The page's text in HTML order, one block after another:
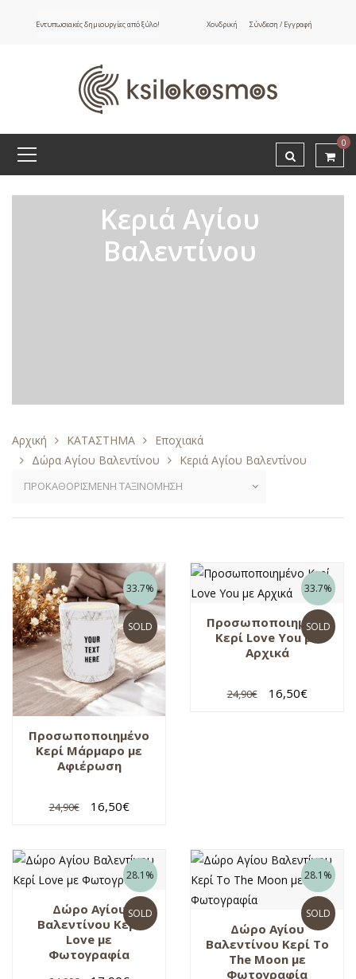
Εντυπωσιακές δημιουργίες από ξύλο! Χονδρική Σύνδεση / Εγγραφή
0
Κεριά Αγίου
Βαλεντίνου
Αρχική ΚΑΤΑΣΤΗΜΑ
Εποχιακά
Δώρα Αγίου Βαλεντίνου
Κεριά Αγίου Βαλεντίνου
33.7%
SOLD
Προσωποποιημένο
Κερί Μάρμαρο με
Αφιέρωση
24,90€ 16,50€
33.7%
SOLD
Προσωποποιημένο
Κερί Love You με
Αρχικά
24,90€ 16,50€
28.1%
SOLD
Δώρο Αγίου
Βαλεντίνου Κερί
Love με
Φωτογραφία
28.1%
SOLD
Δώρο Αγίου
Βαλεντίνου Κερί To
Τhe Moon με
Φωτογραφία